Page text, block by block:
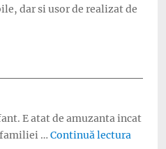
dar si usor de realizat de
E atat de amuzanta incat
familiei … Continuă lectura